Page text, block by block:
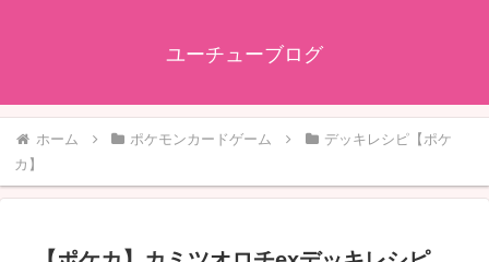
ユーチューブログ
ホーム ポケモンカードゲーム
デッキレシピ【ポケ
カ】